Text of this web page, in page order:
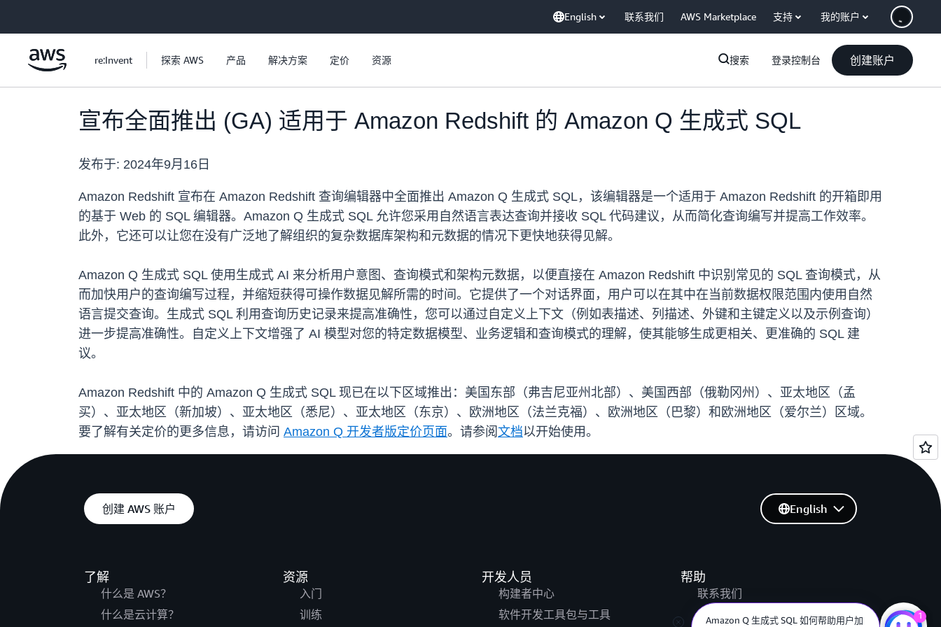
English 联系我们 AWS Marketplace 支持 我的账户
re:Invent 探索 AWS 产品 解决方案 定价 资源 搜索 登录控制台 创建账户
宣布全面推出 (GA) 适用于 Amazon Redshift 的 Amazon Q 生成式 SQL
发布于: 2024年9月16日
Amazon Redshift 宣布在 Amazon Redshift 查询编辑器中全面推出 Amazon Q 生成式 SQL，该编辑器是一个适用于 Amazon Redshift 的开箱即用
的基于 Web 的 SQL 编辑器。Amazon Q 生成式 SQL 允许您采用自然语言表达查询并接收 SQL 代码建议，从而简化查询编写并提高工作效率。
此外，它还可以让您在没有广泛地了解组织的复杂数据库架构和元数据的情况下更快地获得见解。
Amazon Q 生成式 SQL 使用生成式 AI 来分析用户意图、查询模式和架构元数据，以便直接在 Amazon Redshift 中识别常见的 SQL 查询模式，从
而加快用户的查询编写过程，并缩短获得可操作数据见解所需的时间。它提供了一个对话界面，用户可以在其中在当前数据权限范围内使用自然
语言提交查询。生成式 SQL 利用查询历史记录来提高准确性，您可以通过自定义上下文（例如表描述、列描述、外键和主键定义以及示例查询）
进一步提高准确性。自定义上下文增强了 AI 模型对您的特定数据模型、业务逻辑和查询模式的理解，使其能够生成更相关、更准确的 SQL 建
议。
Amazon Redshift 中的 Amazon Q 生成式 SQL 现已在以下区域推出：美国东部（弗吉尼亚州北部）、美国西部（俄勒冈州）、亚太地区（孟
买）、亚太地区（新加坡）、亚太地区（悉尼）、亚太地区（东京）、欧洲地区（法兰克福）、欧洲地区（巴黎）和欧洲地区（爱尔兰）区域。
要了解有关定价的更多信息，请访问 Amazon Q 开发者版定价页面。请参阅 文档以开始使用。
创建 AWS 账户
了解
什么是 AWS？
什么是云计算？
资源
入门
训练
开发人员
构建者中心
软件开发工具包与工具
帮助
联系我们
提交支持工单
English
Amazon Q 生成式 SQL 如何帮助用户加 1